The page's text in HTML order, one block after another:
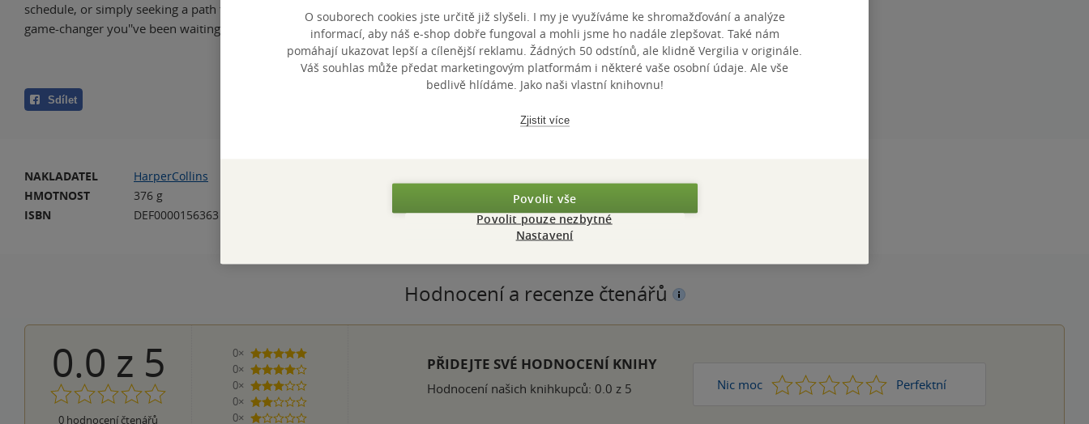
schedule, or simply seeking a path to personal excellence, Level Up is the
game-changer you''ve been waiting for.
Sdílet
NAKLADATEL
HarperCollins
HMOTNOST
376 g
ISBN
DEF0000156363 DEF0000156363
Hodnocení a recenze čtenářů
0.0 z 5
0 hodnocení čtenářů
0×
5 hvězdiček
0×
4 hvězdičky
0×
3 hvězdičky
0×
2 hvězdičky
0×
1 hvezdička
PŘIDEJTE SVÉ HODNOCENÍ KNIHY
Hodnocení našich knihkupců: 0.0 z 5 Nic moc 1 2 3 4 Perfektní
5
O souborech cookies jste určitě již slyšeli. I my je využíváme ke shromažďování a analýze
informací, aby náš e-shop dobře fungoval a mohli jsme ho nadále zlepšovat. Také nám
pomáhají ukazovat lepší a cílenější reklamu. Žádných 50 odstínů, ale klidně Vergilia v originále.
Váš souhlas může předat marketingovým platformám i některé vaše osobní údaje. Ale vše
bedlivě hlídáme. Jako naši vlastní knihovnu!
Zjistit více
Povolit vše
Povolit pouze nezbytné
Nastavení